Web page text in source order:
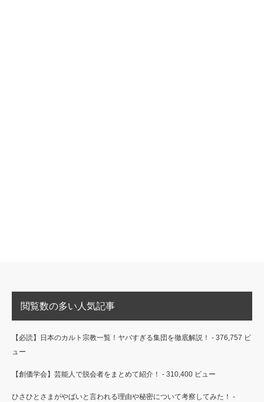
閲覧数の多い人気記事
【必読】日本のカルト宗教一覧！ヤバすぎる集団を徹底解説！ - 376,757 ビ
ュー
【創価学会】芸能人で脱会者をまとめて紹介！ - 310,400 ビュー
ひさひとさまがやばいと言われる理由や秘密について考察してみた！ -